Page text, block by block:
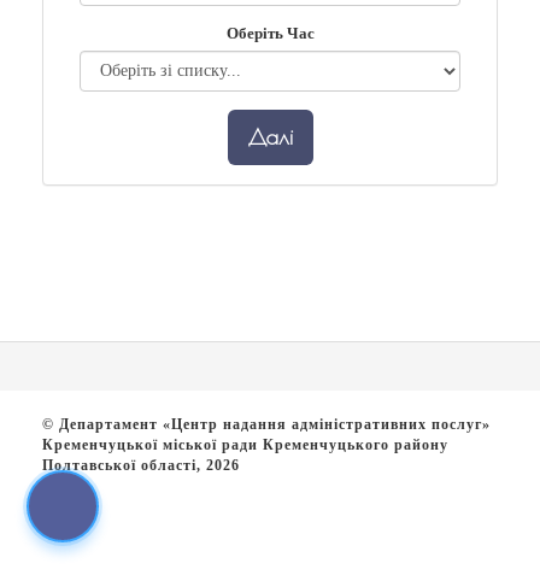
Оберіть Час
Далі
© Департамент «Центр надання адміністративних послуг»
Кременчуцької міської ради Кременчуцького району
Полтавської області, 2026